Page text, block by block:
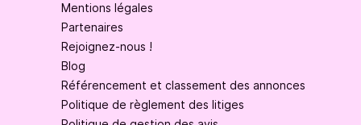
Mentions légales
Partenaires
Rejoignez-nous !
Blog
Référencement et classement des annonces
Politique de règlement des litiges